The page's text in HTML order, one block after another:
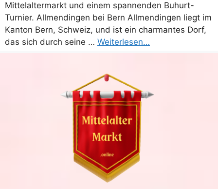
Mittelaltermarkt und einem spannenden Buhurt-
Turnier. Allmendingen bei Bern Allmendingen liegt im
Kanton Bern, Schweiz, und ist ein charmantes Dorf,
das sich durch seine … Weiterlesen…